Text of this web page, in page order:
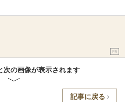
PR
次の画像が表示されます
記事に戻る